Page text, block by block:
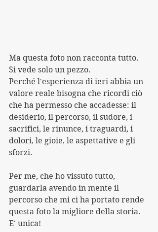
Ma questa foto non racconta tutto.
Si vede solo un pezzo.
Perché l'esperienza di ieri abbia un
valore reale bisogna che ricordi ciò
che ha permesso che accadesse: il
desiderio, il percorso, il sudore, i
sacrifici, le rinunce, i traguardi, i
dolori, le gioie, le aspettative e gli
sforzi.
Per me, che ho vissuto tutto,
guardarla avendo in mente il
percorso che mi ci ha portato rende
questa foto la migliore della storia.
E' unica!